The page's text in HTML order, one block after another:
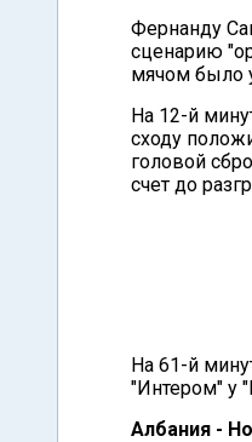
Фернанду
сценарию
мячом было
На 12-й
сходу
головой
счет до
На 61-й
"Интером" у
Албания -